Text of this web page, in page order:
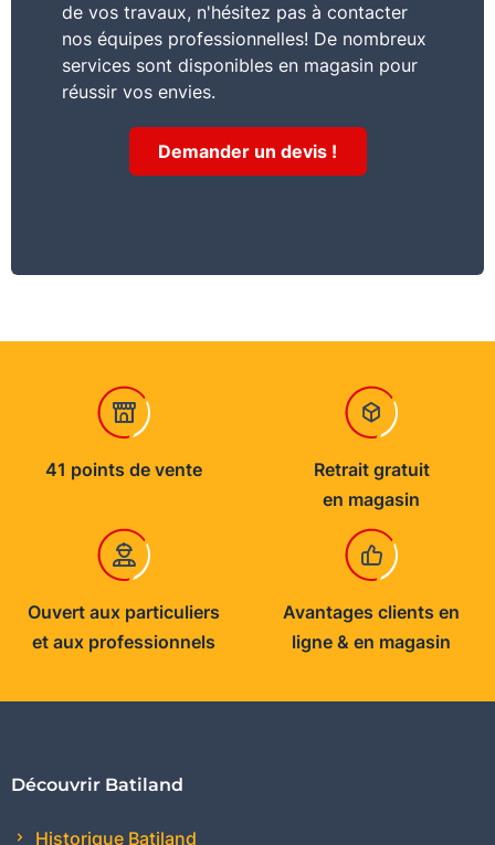
de vos travaux, n'hésitez pas à contacter
nos équipes professionnelles! De nombreux
services sont disponibles en magasin pour
réussir vos envies.
Demander un devis !
41 points de vente
Retrait gratuit
en magasin
Ouvert aux particuliers
et aux professionnels
Avantages clients en
ligne & en magasin
Découvrir Batiland
Historique Batiland